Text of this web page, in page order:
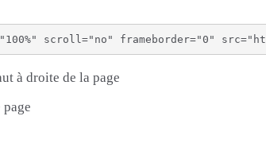
à droite de la page